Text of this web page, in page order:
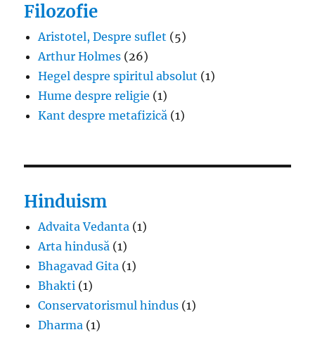
Filozofie
Aristotel, Despre suflet (5)
Arthur Holmes (26)
Hegel despre spiritul absolut (1)
Hume despre religie (1)
Kant despre metafizică (1)
Hinduism
Advaita Vedanta (1)
Arta hindusă (1)
Bhagavad Gita (1)
Bhakti (1)
Conservatorismul hindus (1)
Dharma (1)